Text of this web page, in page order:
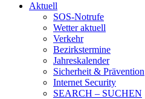
Aktuell
SOS-Notrufe
Wetter aktuell
Verkehr
Bezirkstermine
Jahreskalender
Sicherheit & Prävention
Internet Security
SEARCH – SUCHEN